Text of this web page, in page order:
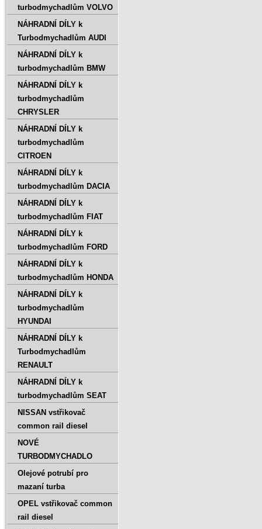
turbodmychadlům VOLVO
NÁHRADNÍ DÍLY k
Turbodmychadlům AUDI
NÁHRADNÍ DÍLY k
turbodmychadlům BMW
NÁHRADNÍ DÍLY k
turbodmychadlům
CHRYSLER
NÁHRADNÍ DÍLY k
turbodmychadlům
CITROEN
NÁHRADNÍ DÍLY k
turbodmychadlům DACIA
NÁHRADNÍ DÍLY k
turbodmychadlům FIAT
NÁHRADNÍ DÍLY k
turbodmychadlům FORD
NÁHRADNÍ DÍLY k
turbodmychadlům HONDA
NÁHRADNÍ DÍLY k
turbodmychadlům
HYUNDAI
NÁHRADNÍ DÍLY k
Turbodmychadlům
RENAULT
NÁHRADNÍ DÍLY k
turbodmychadlům SEAT
NISSAN vstřikovač
common rail diesel
NOVÉ
TURBODMYCHADLO
Olejové potrubí pro
mazaní turba
OPEL vstřikovač common
rail diesel